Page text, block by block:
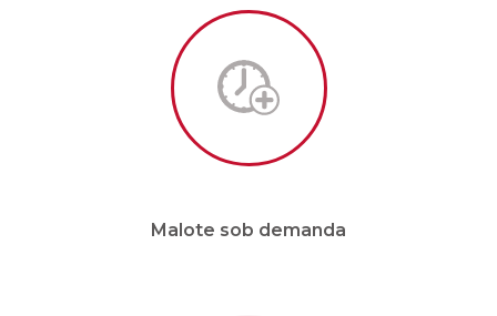
Malote sob demanda